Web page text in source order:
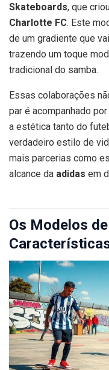
Skateboards, que
Charlotte FC. Este
de um gradiente que
trazendo um toque
tradicional do samba.
Essas colaborações
par é acompanhado
a estética tanto do
verdadeiro estilo de
mais parcerias como
alcance da adidas em
Os Modelos